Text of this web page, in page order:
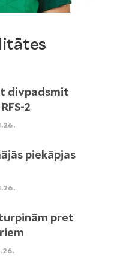
divpadsmit
2
piekāpjas
pret